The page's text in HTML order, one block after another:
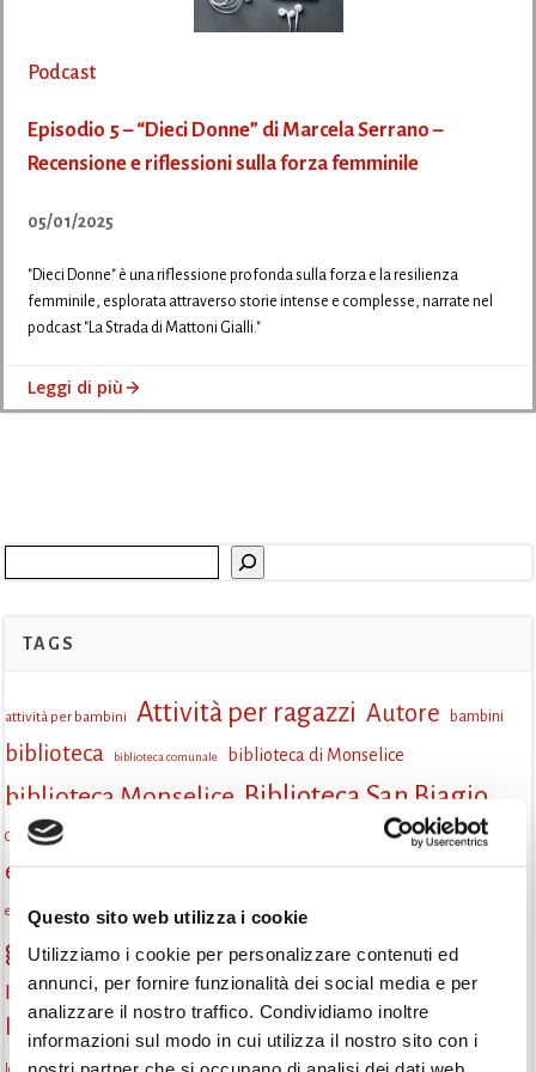
Questo sito web utilizza i cookie
Utilizziamo i cookie per personalizzare contenuti ed
annunci, per fornire funzionalità dei social media e per
analizzare il nostro traffico. Condividiamo inoltre
informazioni sul modo in cui utilizza il nostro sito con i
Podcast
Episodio 5 – “Dieci Donne” di Marcela Serrano –
Recensione e riflessioni sulla forza femminile
05/01/2025
"Dieci Donne" è una riflessione profonda sulla forza e la resilienza
femminile, esplorata attraverso storie intense e complesse, narrate nel
podcast "La Strada di Mattoni Gialli."
Leggi di più
TAGS
attività per bambini Attività per ragazzi Autore bambini
biblioteca biblioteca comunale biblioteca di Monselice
biblioteca Monselice Biblioteca San Biagio
Centro per il libro e la lettura eventi biblioteca
eventi culturali
eventi Monselice eventi per famiglie famiglie
gruppo di lettura incontri di lettura incontri letterari
Informazioni laboratori creativi laboratorio
la strada di mattoni gialli Lettori itineranti
lettura ad alta voce lettura condivisa lettura silenziosa